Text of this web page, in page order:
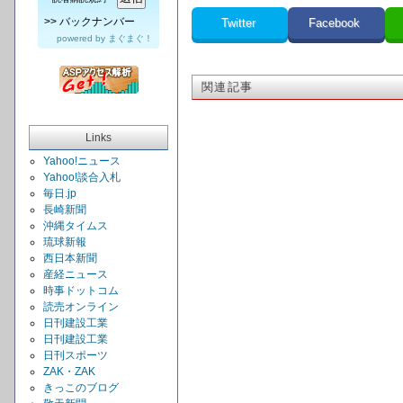
>> バックナンバー
powered by まぐまぐ！
Links
Yahoo!ニュース
Yahoo!談合入札
毎日.jp
長崎新聞
沖縄タイムス
琉球新報
西日本新聞
産経ニュース
時事ドットコム
読売オンライン
日刊建設工業
日刊建設工業
日刊スポーツ
ZAK・ZAK
きっこのブログ
Twitter Facebook
関連記事